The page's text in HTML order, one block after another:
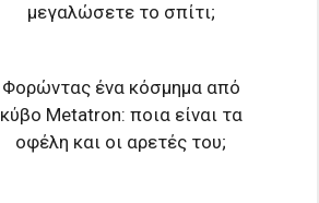
μεγαλώσετε το σπίτι;
Φορώντας ένα κόσμημα από
κύβο Metatron: ποια είναι τα
οφέλη και οι αρετές του;